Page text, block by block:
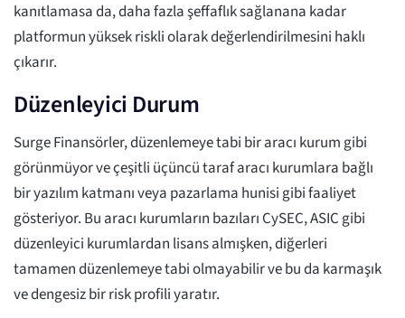
kanıtlamasa da, daha fazla şeffaflık sağlanana kadar
platformun yüksek riskli olarak değerlendirilmesini haklı
çıkarır.
Düzenleyici Durum
Surge Finansörler, düzenlemeye tabi bir aracı kurum gibi
görünmüyor ve çeşitli üçüncü taraf aracı kurumlara bağlı
bir yazılım katmanı veya pazarlama hunisi gibi faaliyet
gösteriyor. Bu aracı kurumların bazıları CySEC, ASIC gibi
düzenleyici kurumlardan lisans almışken, diğerleri
tamamen düzenlemeye tabi olmayabilir ve bu da karmaşık
ve dengesiz bir risk profili yaratır.